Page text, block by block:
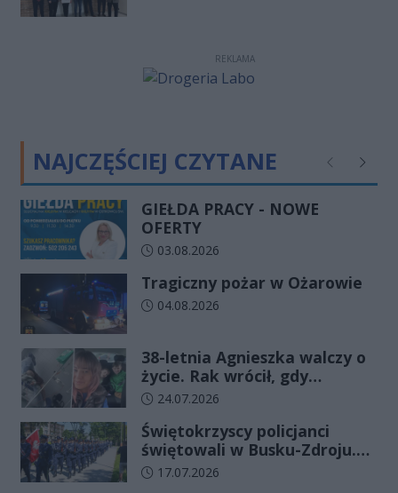
REKLAMA
NAJCZĘŚCIEJ CZYTANE Poprzednie
GIEŁDA PRACY - NOWE
OFERTY
Data dodania artykułu:
03.08.2026
Tragiczny pożar w Ożarowie
Data dodania artykułu:
04.08.2026
38-letnia Agnieszka walczy o
życie. Rak wrócił, gdy
wydawało się, że najgorsze
Data dodania artykułu:
24.07.2026
Świętokrzyscy policjanci
świętowali w Busku-Zdroju.
Czterdziestu nowych
Data dodania artykułu:
17.07.2026